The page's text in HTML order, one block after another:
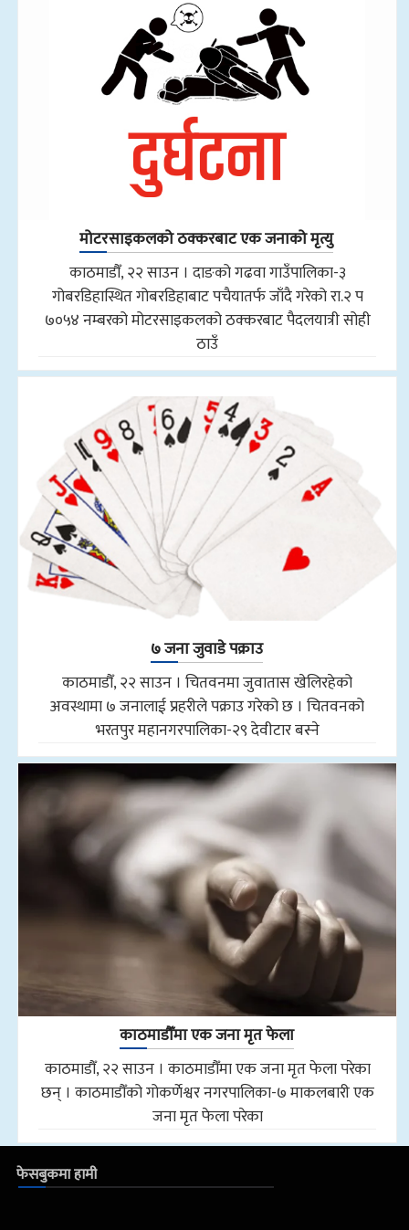
मोटरसाइकलको ठक्करबाट एक जनाको मृत्यु
काठमाडौँ, २२ साउन । दाङको गढवा गाउँपालिका-३
गोबरडिहास्थित गोबरडिहाबाट पचैयातर्फ जाँदै गरेको रा.२ प
७०५४ नम्बरको मोटरसाइकलको ठक्करबाट पैदलयात्री सोही
ठाउँ
७ जना जुवाडे पक्राउ
काठमाडौँ, २२ साउन । चितवनमा जुवातास खेलिरहेको
अवस्थामा ७ जनालाई प्रहरीले पक्राउ गरेको छ । चितवनको
भरतपुर महानगरपालिका-२९ देवीटार बस्ने
काठमाडौँमा एक जना मृत फेला
काठमाडौँ, २२ साउन । काठमाडौँमा एक जना मृत फेला परेका
छन् । काठमाडौँको गोकर्णेश्वर नगरपालिका-७ माकलबारी एक
जना मृत फेला परेका
फेसबुकमा हामी